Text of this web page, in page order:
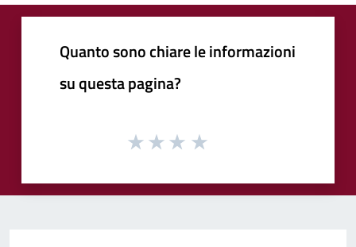
Quanto sono chiare le informazioni
su questa pagina?